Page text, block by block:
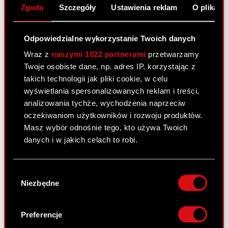
Zgoda Szczegóły Ustawienia reklam O
Odpowiedzialne wykorzystanie Twoich danych
Wraz z naszymi 1022 partnerami przetwarzamy
Twoje osobiste dane, np. adres IP, korzystając z
takich technologii jak pliki cookie, w celu
wyświetlania spersonalizowanych reklam i treści,
analizowania tychże, wychodzenia naprzeciw
oczekiwaniom użytkowników i rozwoju produktów.
Masz wybór odnośnie tego, kto używa Twoich
danych i w jakich celach to robi.
lokalizacji geograficznej z dokładnością nawet
Identyfikować Twoje urządzenie, aktywnie
analizując charakteryzującego je zbiory
zgody
Niezbędne
Preferencje
informuje o podjęciu decyzji w… Czytaj dalej
Raport bieżący nr 7/2023
28 lutego 2023
Temat: Rejestracja połączenia Spółki z jej spółką
zależną – CD PROJEKT RED STORE sp. z o.o.
Podstawa prawna: Art. 17 ust. 1 MAR – informacje
poufne Zarząd CD PROJEKT S.A. z siedzibą w
PDF ESPI - RB 7/2023